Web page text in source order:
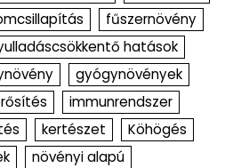
fűszernövény
hatások
gyógynövények
immunrendszer
kertészet
Köhögés
növényi alapú